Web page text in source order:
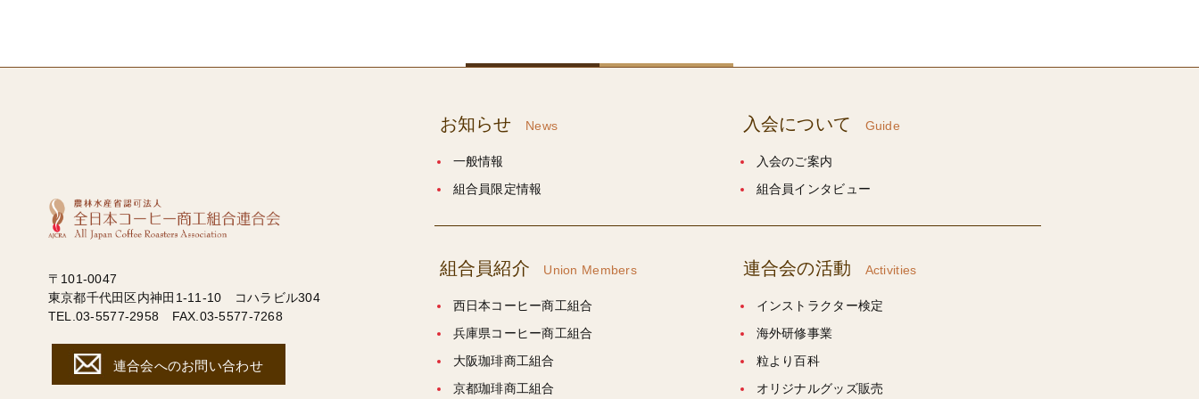
〒101-0047
東京都千代田区内神田1-11-10 コハラビル304
TEL.03-5577-2958 FAX.03-5577-7268
連合会へのお問い合わせ
お知らせ News
一般情報
組合員限定情報
組合員紹介 Union Members
西日本コーヒー商工組合
兵庫県コーヒー商工組合
大阪珈琲商工組合
京都珈琲商工組合
入会について Guide
入会のご案内
組合員インタビュー
連合会の活動 Activities
インストラクター検定
海外研修事業
粒より百科
オリジナルグッズ販売